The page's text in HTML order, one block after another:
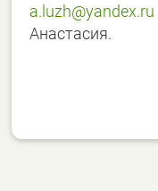
a.luzh@yandex.ru
Анастасия.